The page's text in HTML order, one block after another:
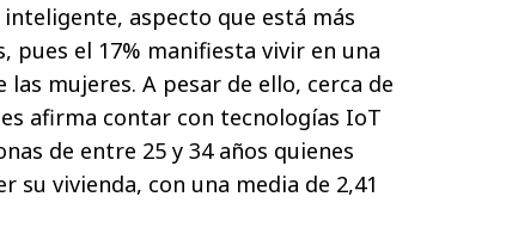
aspecto que está más
pues el 17% manifiesta vivir en una
mujeres. A pesar de ello, cerca de
afirma contar con tecnologías IoT
de entre 25 y 34 años quienes
su vivienda, con una media de 2,41